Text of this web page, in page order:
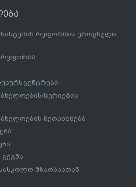
რეფორმის ეროვნული
რეფორმა
სერიების
შეთანხმება
მზაობასთან